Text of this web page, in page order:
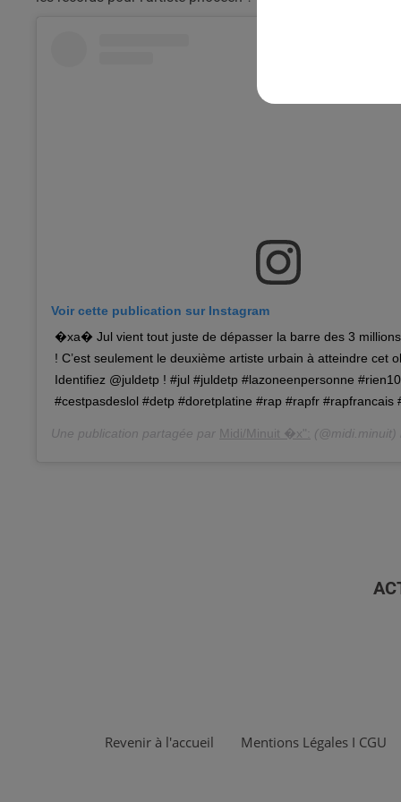
Voir cette publication sur Instagram
�xa� Jul vient tout juste de dépasser la barre des 3 millions
! C’est seulement le deuxième artiste urbain à atteindre
Identifiez @juldetp ! #jul #juldetp #lazoneenpersonne
#cestpasdeslol #detp #doretplatine #rap #rapfr #rapfrancais
Une publication partagée par Midi/Minuit �x": (@midi.minuit)
Revenir à l'accueil Mentions Légales I CGU